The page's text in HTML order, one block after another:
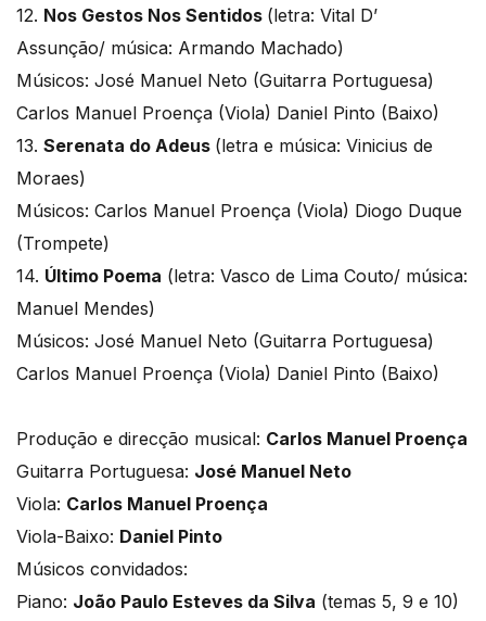
12. Nos Gestos Nos Sentidos (letra: Vital D’
Assunção/ música: Armando Machado)
Músicos: José Manuel Neto (Guitarra Portuguesa)
Carlos Manuel Proença (Viola) Daniel Pinto (Baixo)
13. Serenata do Adeus (letra e música: Vinicius de
Moraes)
Músicos: Carlos Manuel Proença (Viola) Diogo Duque
(Trompete)
14. Último Poema (letra: Vasco de Lima Couto/ música:
Manuel Mendes)
Músicos: José Manuel Neto (Guitarra Portuguesa)
Carlos Manuel Proença (Viola) Daniel Pinto (Baixo)
Produção e direcção musical: Carlos Manuel Proença
Guitarra Portuguesa: José Manuel Neto
Viola: Carlos Manuel Proença
Viola-Baixo: Daniel Pinto
Músicos convidados:
Piano: João Paulo Esteves da Silva (temas 5, 9 e 10)